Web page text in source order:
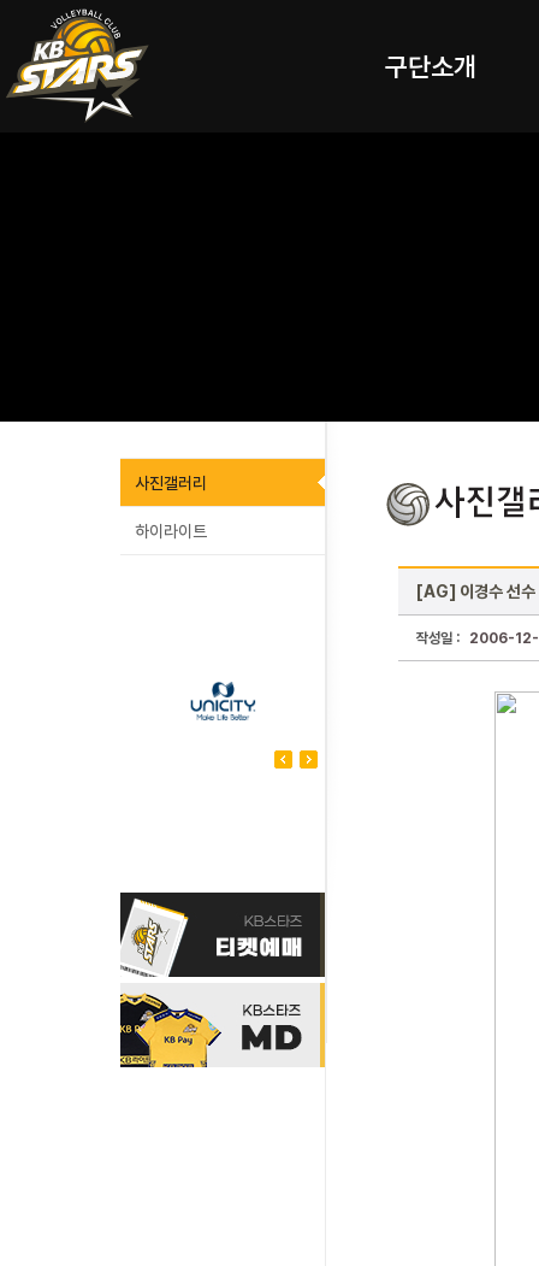
구단소개
사진갤러리
하이라이트
[AG] 이경수 선수
작성일 : 2006-